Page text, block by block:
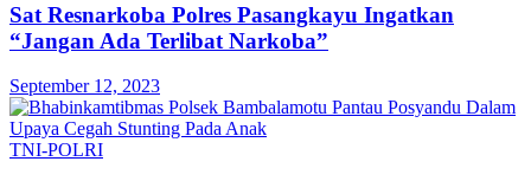
Sat Resnarkoba Polres Pasangkayu Ingatkan
“Jangan Ada Terlibat Narkoba”
September 12, 2023
TNI-POLRI